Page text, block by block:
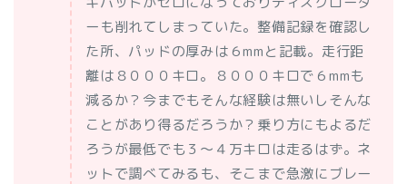
ーも削れてしまっていた。整備記録を確認し
た所、パッドの厚みは６mmと記載。走行距
離は８０００キロ。８０００キロで６mmも
減るか？今までもそんな経験は無いしそんな
ことがあり得るだろうか？乗り方にもよるだ
ろうが最低でも３〜４万キロは走るはず。ネ
ットで調べてみるも、そこまで急激にブレー